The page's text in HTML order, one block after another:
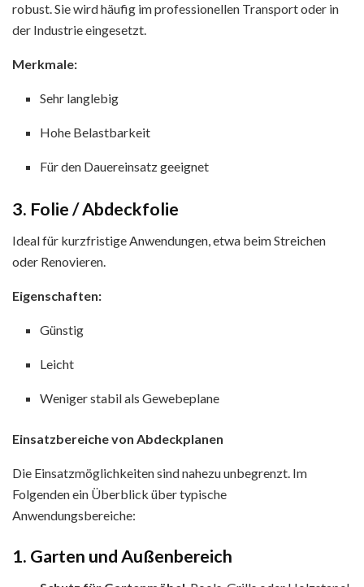
robust. Sie wird häufig im professionellen Transport oder in
der Industrie eingesetzt.
Merkmale:
Sehr langlebig
Hohe Belastbarkeit
Für den Dauereinsatz geeignet
3. Folie / Abdeckfolie
Ideal für kurzfristige Anwendungen, etwa beim Streichen
oder Renovieren.
Eigenschaften:
Günstig
Leicht
Weniger stabil als Gewebeplane
Einsatzbereiche von Abdeckplanen
Die Einsatzmöglichkeiten sind nahezu unbegrenzt. Im
Folgenden ein Überblick über typische
Anwendungsbereiche:
1. Garten und Außenbereich